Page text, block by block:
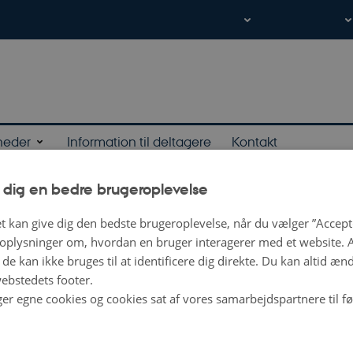
Information til deltagere Kontakt
Bo Mortensens gruppe
primært på risikofaktorer for og årsager til autisme, ADHD,
Vi laver epidemiologisk registerbaseret forskning, hvor vi tager
Vi undersøger især hvilke miljøfaktorer, der bidrager til sygdomsrisko og
arv og miljø spiller sammen.
en bedre brugeroplevelse
kan give dig den bedste brugeroplevelse, når du vælger
om, hvordan en bruger interagerer med et website.
kan ikke bruges til at identificere dig direkte. Du kan altid
footer.
egne cookies og cookies sat af vores samarbejdspartnere til